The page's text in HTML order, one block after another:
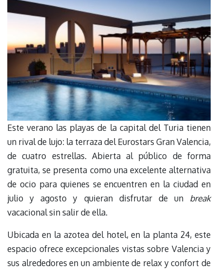
Este verano las playas de la capital del Turia tienen
un rival de lujo: la terraza del Eurostars Gran Valencia,
de cuatro estrellas. Abierta al público de forma
gratuita, se presenta como una excelente alternativa
de ocio para quienes se encuentren en la ciudad en
julio y agosto y quieran disfrutar de unbreak
vacacional sin salir de ella.
Ubicada en la azotea del hotel, en la planta 24, este
espacio ofrece excepcionales vistas sobre Valencia y
sus alrededores en un ambiente de relax y confort de